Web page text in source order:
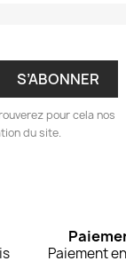
pour cela nos
du site.
Paiement